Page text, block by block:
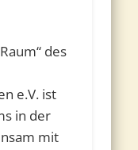
des
e.V. ist
in der
mit